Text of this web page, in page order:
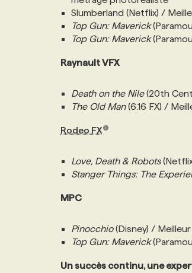
Slumberland (Netflix) /
Top Gun: Maverick
Top Gun: Maverick
Raynault VFX
Death on the Nile(20th
The Old Man(6.16 FX) /
Rodeo FX
Love, Death & Robots
Stanger Things: The
MPC
Pinocchio(Disney) /
Top Gun: Maverick
Un succès continu, une